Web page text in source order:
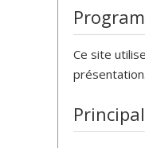
Ce site